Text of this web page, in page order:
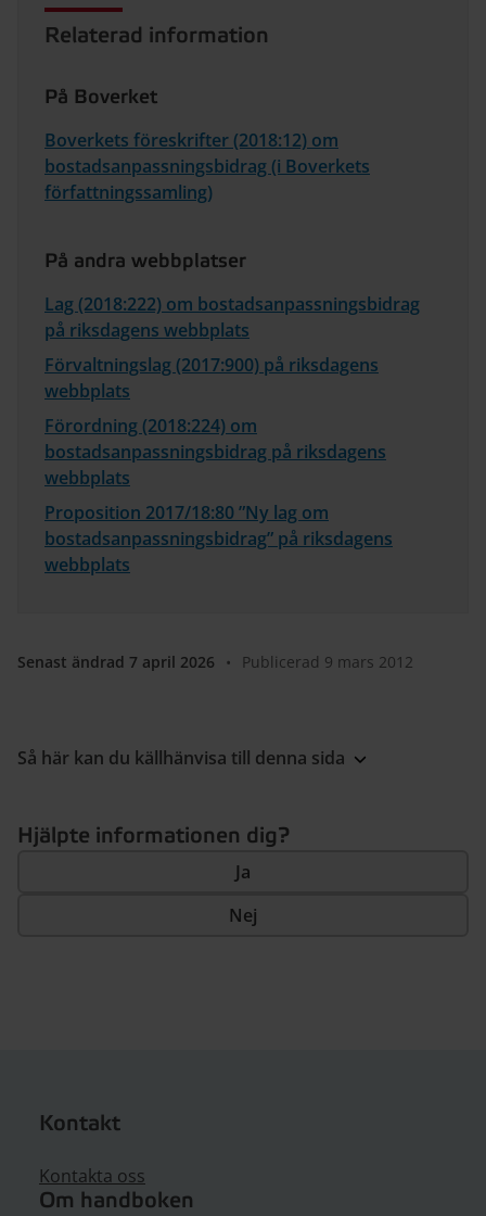
Relaterad information
På Boverket
Boverkets föreskrifter (2018:12) om
bostadsanpassningsbidrag (i Boverkets
författningssamling)
På andra webbplatser
Lag (2018:222) om bostadsanpassningsbidrag
på riksdagens webbplats
Förvaltningslag (2017:900) på riksdagens
webbplats
Förordning (2018:224) om
bostadsanpassningsbidrag på riksdagens
webbplats
Proposition 2017/18:80 ”Ny lag om
bostadsanpassningsbidrag” på riksdagens
webbplats
Senast ändrad 7 april 2026 • Publicerad 9 mars 2012
Så här kan du källhänvisa till denna sida
Hjälpte informationen dig?
Ja
Nej
Kontakt
Kontakta oss
Om handboken